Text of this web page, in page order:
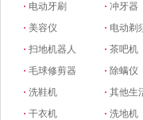
· 电动牙刷 ·冲牙器
·美容仪 · 电动剃
·扫地机器人 ·茶吧机
·毛球修剪器 · 除螨仪
·洗鞋机 ·其他生
·干衣机 ·洗地机